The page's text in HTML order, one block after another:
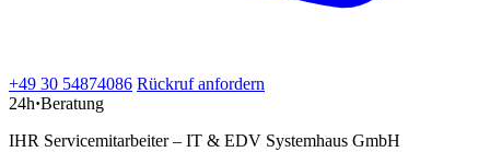
+49 30 54874086 Rückruf anfordern
24h·Beratung
IHR Servicemitarbeiter – IT & EDV Systemhaus GmbH